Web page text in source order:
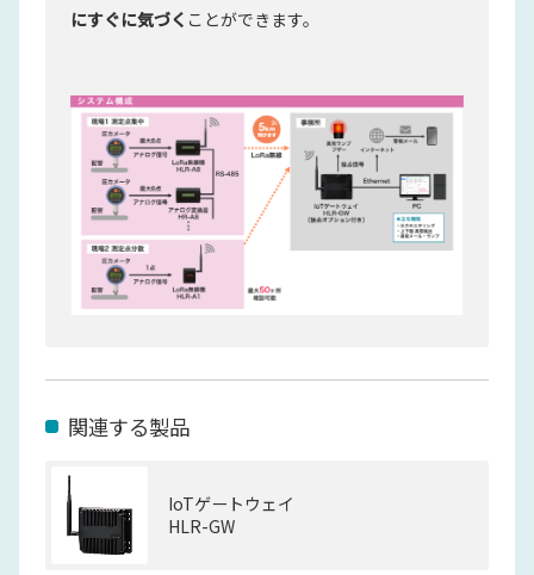
にすぐに気づく ことができます。
関連する製品
IoTゲートウェイ
HLR-GW